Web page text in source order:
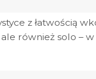
z łatwością
również solo – w